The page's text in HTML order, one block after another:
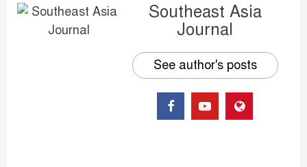
Southeast Asia
Journal
See author's posts